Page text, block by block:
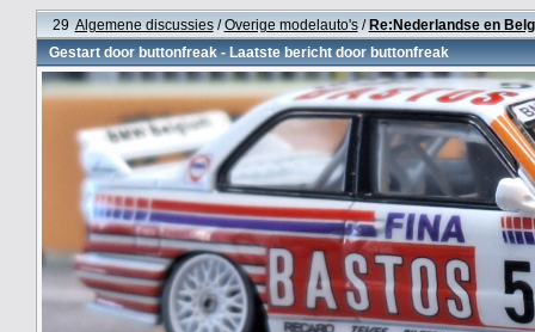
29 Algemene discussies/Overige modelauto's/Re:Nederlandse en
Gestart doorbuttonfreak- Laatste bericht doorbuttonfreak